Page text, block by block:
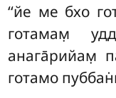
‘‘йе ме бхо
готамам̣
анага̄рийам̣
готамо